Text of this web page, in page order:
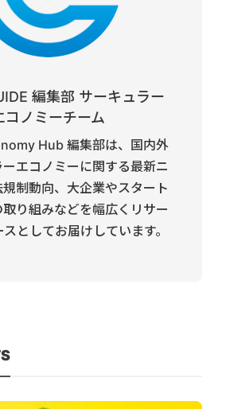
編集部 サーキュラー
コノミーチーム
Hub 編集部は、国内外
エコノミーに関する最新ニ
規制動向、大企業やスタート
り組みなどを幅広くリサー
としてお届けしています。